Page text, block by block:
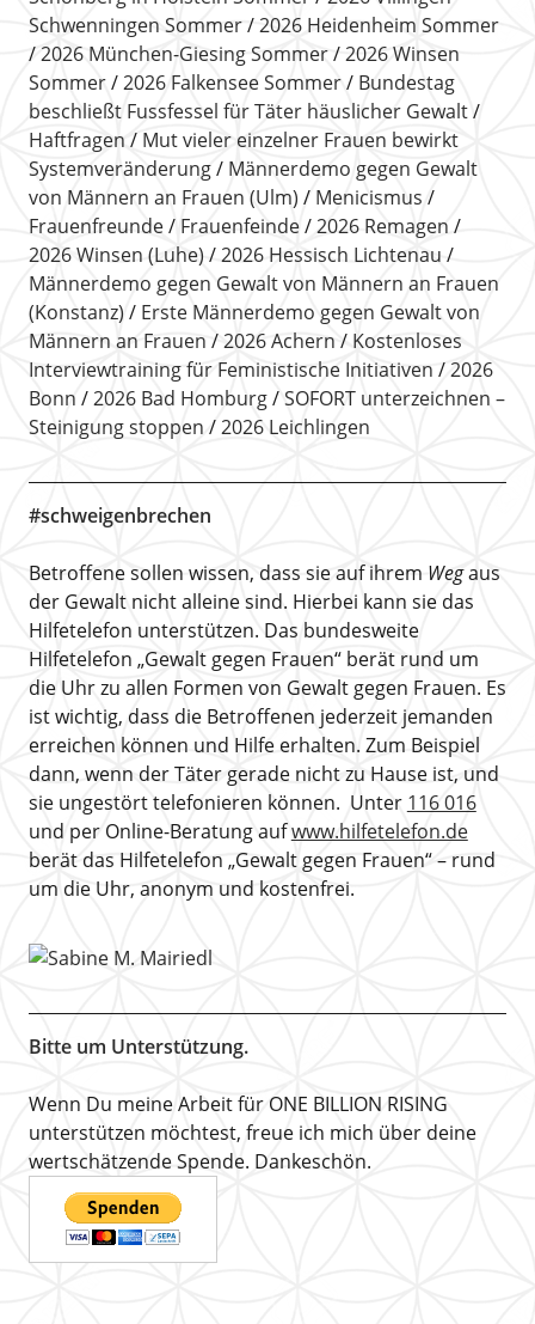
Schwenningen Sommer
2026 Heidenheim Sommer
2026 München-Giesing Sommer
2026 Winsen
Sommer
2026 Falkensee Sommer
Bundestag
beschließt Fussfessel für Täter häuslicher Gewalt
Haftfragen
Mut vieler einzelner Frauen bewirkt
Systemveränderung
Männerdemo gegen Gewalt
von Männern an Frauen (Ulm)
Menicismus
Frauenfreunde
Frauenfeinde
2026 Remagen
2026 Winsen (Luhe)
2026 Hessisch Lichtenau
Männerdemo gegen Gewalt von Männern an Frauen
(Konstanz)
Erste Männerdemo gegen Gewalt von
Männern an Frauen
2026 Achern
Kostenloses
Interviewtraining für Feministische Initiativen
2026
Bonn
2026 Bad Homburg
SOFORT unterzeichnen –
Steinigung stoppen
2026 Leichlingen
#schweigenbrechen
Betroffene sollen wissen, dass sie auf ihrem Wegaus
der Gewalt nicht alleine sind. Hierbei kann sie das
Hilfetelefon unterstützen. Das bundesweite
Hilfetelefon „Gewalt gegen Frauen“ berät rund um
die Uhr zu allen Formen von Gewalt gegen Frauen. Es
ist wichtig, dass die Betroffenen jederzeit jemanden
erreichen können und Hilfe erhalten. Zum Beispiel
dann, wenn der Täter gerade nicht zu Hause ist, und
sie ungestört telefonieren können. Unter 116 016
und per Online-Beratung aufwww.hilfetelefon.de
berät das Hilfetelefon „Gewalt gegen Frauen“ – rund
um die Uhr, anonym und kostenfrei.
Bitte um Unterstützung.
Wenn Du meine Arbeit für ONE BILLION RISING
unterstützen möchtest, freue ich mich über deine
wertschätzende Spende. Dankeschön.